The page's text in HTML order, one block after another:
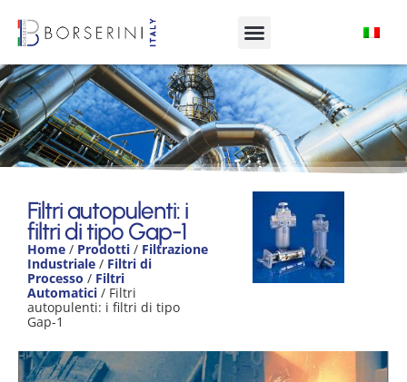
tipo Gap-1
Product Range
Filtri autopulenti: i
filtri di tipo Gap-1
Home / Prodotti / Filtrazione
Industriale / Filtri di
Processo / Filtri
Automatici / Filtri
autopulenti: i filtri di tipo
Gap-1